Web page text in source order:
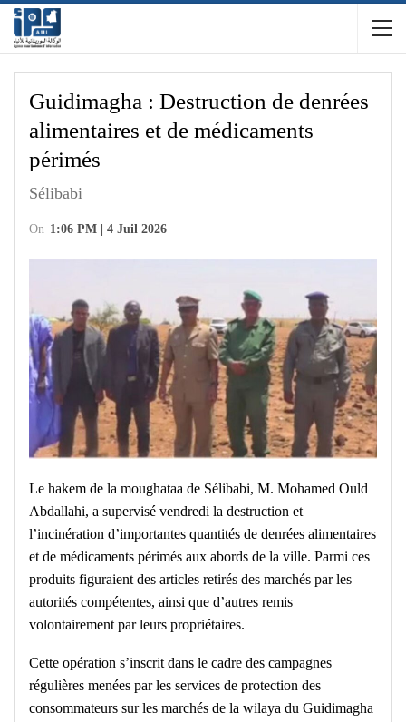
Guidimagha : Destruction de denrées
alimentaires et de médicaments
périmés
Sélibabi
On 1:06 PM | 4 Juil 2026
Le hakem de la moughataa de Sélibabi, M. Mohamed Ould
Abdallahi, a supervisé vendredi la destruction et
l’incinération d’importantes quantités de denrées alimentaires
et de médicaments périmés aux abords de la ville. Parmi ces
produits figuraient des articles retirés des marchés par les
autorités compétentes, ainsi que d’autres remis
volontairement par leurs propriétaires.
Cette opération s’inscrit dans le cadre des campagnes
régulières menées par les services de protection des
consommateurs sur les marchés de la wilaya du Guidimagha